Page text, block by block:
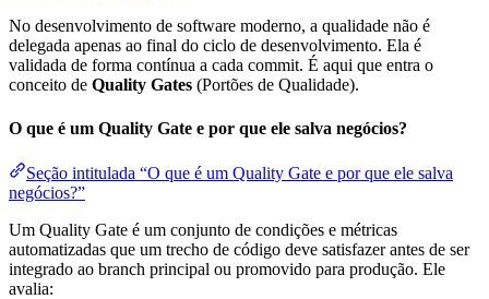
No desenvolvimento de software moderno, a qualidade não é
delegada apenas ao final do ciclo de desenvolvimento. Ela é
validada de forma contínua a cada commit. É aqui que entra o
conceito de Quality Gates (Portões de Qualidade).
O que é um Quality Gate e por que ele salva negócios?
Seção intitulada “O que é um Quality Gate e por que ele salva
negócios?”
Um Quality Gate é um conjunto de condições e métricas
automatizadas que um trecho de código deve satisfazer antes de ser
integrado ao branch principal ou promovido para produção. Ele
avalia: